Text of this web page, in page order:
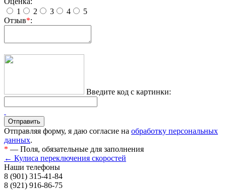
1
2 3 4
5
Отзыв*:
Введите код с картинки:
Отправляя форму, я даю согласие на обработку персональных
данных.
* — Поля, обязательные для заполнения
← Кулиса переключения скоростей
Наши телефоны
8 (901) 315-41-84
8 (921) 916-86-75